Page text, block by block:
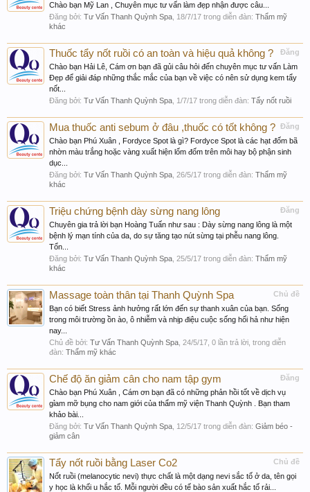
Chào bạn Mỹ Lan , Chuyên mục tư vấn làm đẹp nhận được câu...
Đăng bởi: Tư Vấn Thanh Quỳnh Spa 18/7/17 trong diễn đàn: Thẩm mỹ
khác
Đăng
Thuốc tẩy nốt ruồi có an toàn và hiệu quả không ?
Chào bạn Hải Lê, Cám ơn bạn đã gủi câu hỏi đến chuyên mục tư vấn Làm
Đẹp để giải đáp những thắc mắc của bạn về việc có nên sử dụng kem tẩy
nốt...
Đăng bởi: Tư Vấn Thanh Quỳnh Spa 1/7/17 trong diễn đàn: Tẩy nốt ruồi
Đăng
Mua thuốc anti sebum ở đâu ,thuốc có tốt không ?
Chào bạn Phú Xuân , Fordyce Spot là gì? Fordyce Spot là các hạt đốm bã
nhờn màu trắng hoặc vàng xuất hiện lốm đốm trên môi hay bộ phận sinh
dục...
Đăng bởi: Tư Vấn Thanh Quỳnh Spa 26/5/17 trong diễn đàn: Thẩm mỹ
khác
Đăng
Triệu chứng bệnh dày sừng nang lông
Chuyên gia trả lời bạn Hoàng Tuấn như sau : Dày sừng nang lông là một
bệnh lý mạn tính của da, do sự tăng tạo nút sừng tại phễu nang lông.
Tổn...
Đăng bởi: Tư Vấn Thanh Quỳnh Spa 25/5/17 trong diễn đàn: Thẩm mỹ
khác
Chủ đề
Massage toàn thân tại Thanh Quỳnh Spa
Bạn có biết Stress ảnh hưởng rất lớn đến sự thanh xuân của bạn. Sống
trong môi trường ồn ào, ô nhiễm và nhịp điệu cuộc sống hối hả như hiện
nay...
Chủ đề bởi: Tư Vấn Thanh Quỳnh Spa 24/5/17 , 0 lần trả lời, trong diễn
đàn: Thẩm mỹ khác
Đăng
Chế độ ăn giảm cân cho nam tập gym
Chào bạn Phú Xuân , Cám ơn bạn đã có những phản hồi tốt về dịch vụ
gỉam mỡ bụng cho nam giới của thẩm mỹ viện Thanh Quỳnh . Bạn tham
khảo bài...
Đăng bởi: Tư Vấn Thanh Quỳnh Spa 12/5/17 trong diễn đàn: Giảm béo -
giảm cân
Chủ đề
Tẩy nốt ruồi bằng Laser Co2
Nốt ruồi (melanocytic nevi) thực chất là một dạng nevi sắc tố ở da, tên gọi
y học là khối u hắc tố. Mỗi người đều có tế bào sản xuất hắc tố rải...